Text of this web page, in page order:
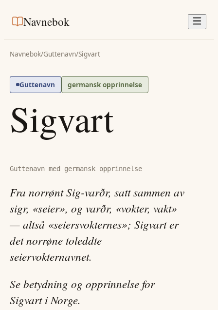
Navnebok
Navnebok/Guttenavn/Sigvart
Guttenavn germansk opprinnelse
Sigvart
Guttenavn med germansk opprinnelse
Fra norrønt Sig-varðr, satt sammen av
sigr, «seier», og varðr, «vokter, vakt»
— altså «seiersvokternes»; Sigvart er
det norrøne toleddte
seiervokternavnet.
Se betydning og opprinnelse for
Sigvart i Norge.